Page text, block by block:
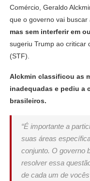
Comércio, Geraldo
que o governo vai buscar
mas sem interferir em
sugeriu Trump ao criticar
(STF).
Alckmin classificou as
inadequadas e pediu a
brasileiros.
“É importante a
suas áreas
conjunto. O governo
resolver essa
de cada um de